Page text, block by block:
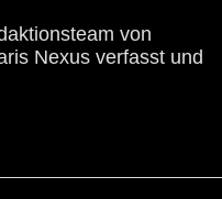
von
Nexus verfasst und